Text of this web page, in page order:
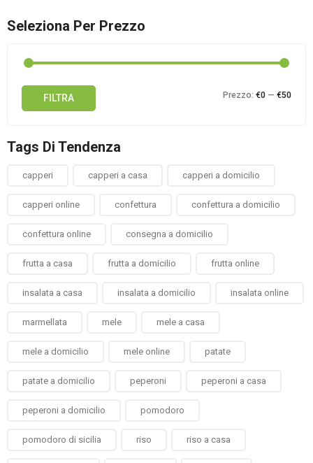
Seleziona Per Prezzo
FILTRA Prezzo: €0 — €50
Tags Di Tendenza
capperi capperi a casa capperi a domicilio
capperi online confettura confettura a domicilio
confettura online consegna a domicilio
frutta a casa frutta a domicilio frutta online
insalata a casa insalata a domicilio insalata online
marmellata mele mele a casa
mele a domicilio mele online patate
patate a domicilio peperoni peperoni a casa
peperoni a domicilio pomodoro
pomodoro di sicilia riso riso a casa